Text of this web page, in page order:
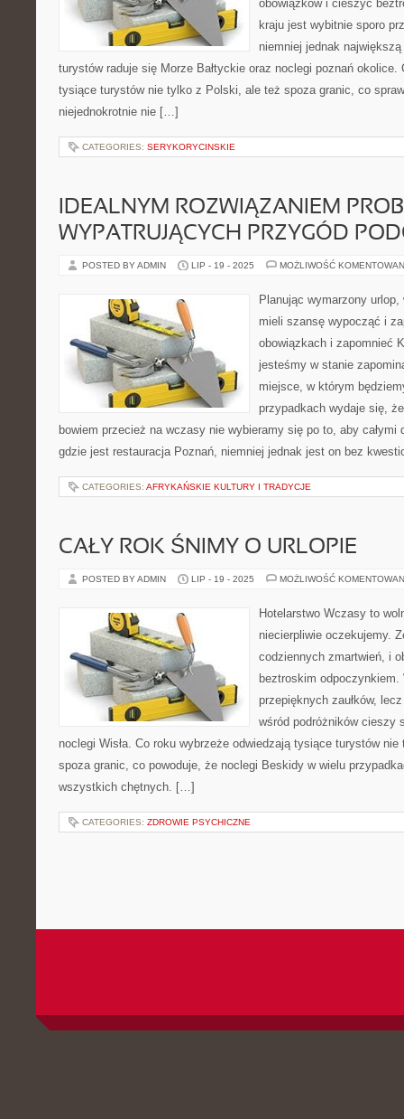
obowiązków i cieszyć
kraju jest wybitnie sporo
niemniej jednak
turystów raduje się Morze Bałtyckie oraz noclegi poznań okolice.
tysiące turystów nie tylko z Polski, ale też spoza granic, co
niejednokrotnie nie […]
CATEGORIES: SERYKORYCINSKIE
IDEALNYM ROZWIĄZANIEM
WYPATRUJĄCYCH PRZYGÓD
POSTED BY ADMIN LIP - 19 - 2025 MOŻLIWOŚĆ
Planując wymarzony
mieli szansę wypocząć i
obowiązkach i zapomnieć
jesteśmy w stanie
miejsce, w którym
przypadkach wydaje się,
bowiem przecież na wczasy nie wybieramy się po to, aby całymi
gdzie jest restauracja Poznań, niemniej jednak jest on bez
CATEGORIES: AFRYKAŃSKIE KULTURY I TRADYCJE
CAŁY ROK ŚNIMY O URLOPIE
POSTED BY ADMIN LIP - 19 - 2025 MOŻLIWOŚĆ
Hotelarstwo Wczasy to
niecierpliwie oczekujemy.
codziennych zmartwień, i
beztroskim odpoczynkiem.
przepięknych zaułków,
wśród podróżników cieszy
noclegi Wisła. Co roku wybrzeże odwiedzają tysiące turystów
spoza granic, co powoduje, że noclegi Beskidy w wielu
wszystkich chętnych. […]
CATEGORIES: ZDROWIE PSYCHICZNE